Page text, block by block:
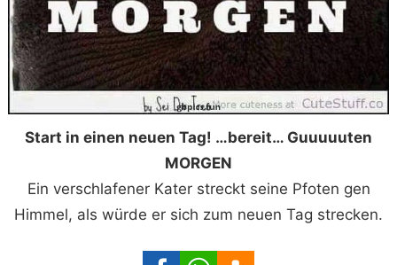
Start in einen neuen Tag! …bereit… Guuuuuten
MORGEN
Ein verschlafener Kater streckt seine Pfoten gen
Himmel, als würde er sich zum neuen Tag strecken.